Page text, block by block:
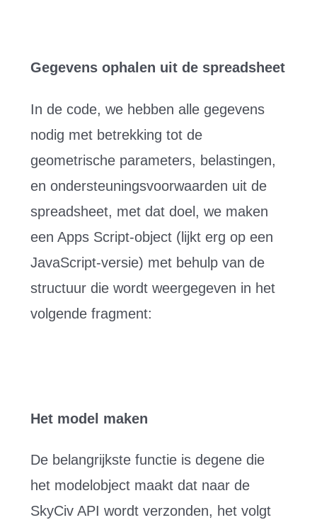
Gegevens ophalen uit de spreadsheet
In de code, we hebben alle gegevens
nodig met betrekking tot de
geometrische parameters, belastingen,
en ondersteuningsvoorwaarden uit de
spreadsheet, met dat doel, we maken
een Apps Script-object (lijkt erg op een
JavaScript-versie) met behulp van de
structuur die wordt weergegeven in het
volgende fragment:
Het model maken
De belangrijkste functie is degene die
het modelobject maakt dat naar de
SkyCiv API wordt verzonden, het volgt